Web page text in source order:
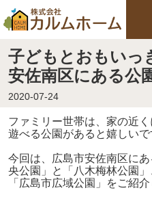
子どもとおもいっ
安佐南区にある公
2020-07-24
ファミリー世帯は、家の近
遊べる公園があると嬉しいで
今回は、広島市安佐南区に
央公園」と「八木梅林公園
「広島市広域公園」をご紹介